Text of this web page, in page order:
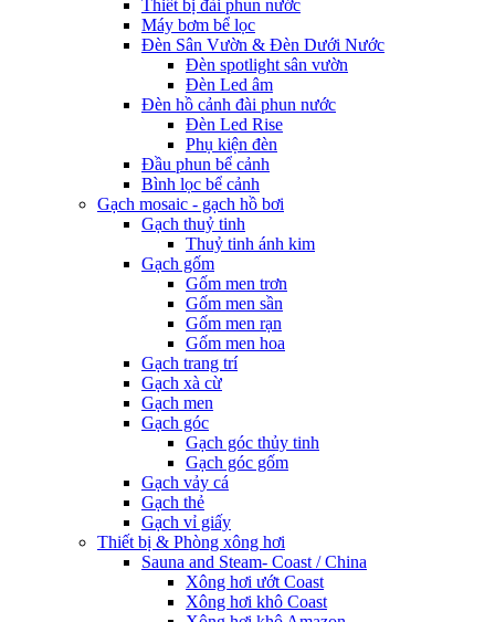
Thiết bị đài phun nước
Máy bơm bể lọc
Đèn Sân Vườn & Đèn Dưới Nước
Đèn spotlight sân vườn
Đèn Led âm
Đèn hồ cảnh đài phun nước
Đèn Led Rise
Phụ kiện đèn
Đầu phun bể cảnh
Bình lọc bể cảnh
Gạch mosaic - gạch hồ bơi
Gạch thuỷ tinh
Thuỷ tinh ánh kim
Gạch gốm
Gốm men trơn
Gốm men sần
Gốm men rạn
Gốm men hoa
Gạch trang trí
Gạch xà cừ
Gạch men
Gạch góc
Gạch góc thủy tinh
Gạch góc gốm
Gạch vảy cá
Gạch thẻ
Gạch vỉ giấy
Thiết bị & Phòng xông hơi
Sauna and Steam- Coast / China
Xông hơi ướt Coast
Xông hơi khô Coast